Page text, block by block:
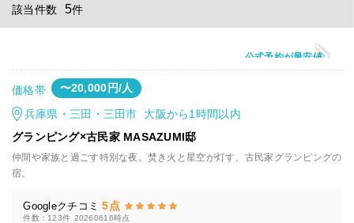
該当件数 5件
公式予約が最安値
価格帯 〜20,000円/人
兵庫県・三田・三田市 大阪から1時間以内
グランピング×古民家 MASAZUMI邸
仲間や家族と過ごす特別な夜。焚き火と星空が灯す、古民家グランピングの
宿。
Googleクチコミ 5点
件数：123件 20260616時点